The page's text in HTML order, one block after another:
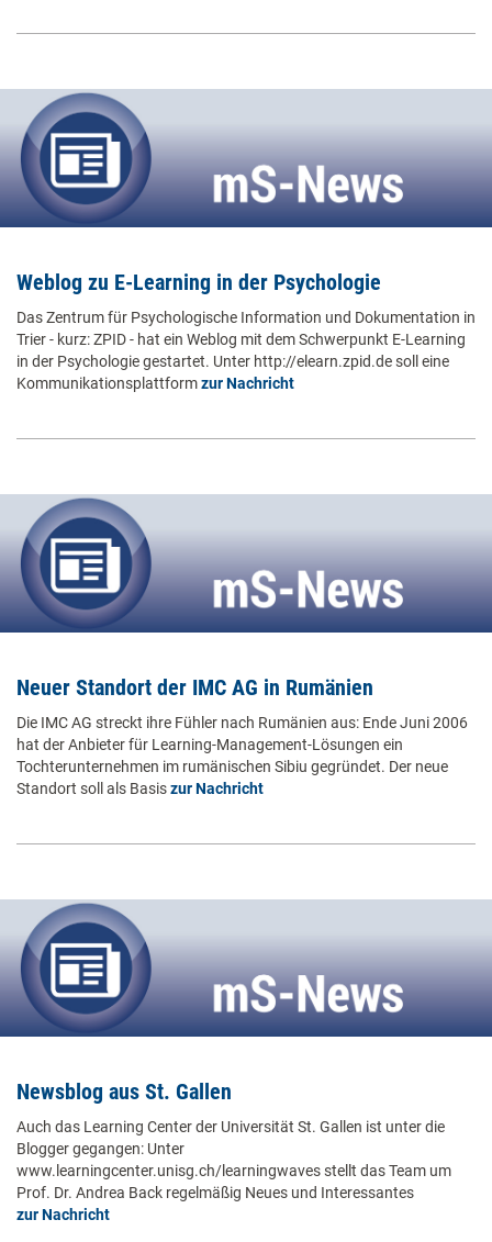
Weblog zu E-Learning in der Psychologie
Das Zentrum für Psychologische Information und Dokumentation in
Trier - kurz: ZPID - hat ein Weblog mit dem Schwerpunkt E-Learning
in der Psychologie gestartet. Unter http://elearn.zpid.de soll eine
Kommunikationsplattformzur Nachricht
Neuer Standort der IMC AG in Rumänien
Die IMC AG streckt ihre Fühler nach Rumänien aus: Ende Juni 2006
hat der Anbieter für Learning-Management-Lösungen ein
Tochterunternehmen im rumänischen Sibiu gegründet. Der neue
Standort soll als Basiszur Nachricht
Newsblog aus St. Gallen
Auch das Learning Center der Universität St. Gallen ist unter die
Blogger gegangen: Unter
www.learningcenter.unisg.ch/learningwaves stellt das Team um
Prof. Dr. Andrea Back regelmäßig Neues und Interessantes
zur Nachricht